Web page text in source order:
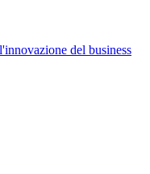
del business